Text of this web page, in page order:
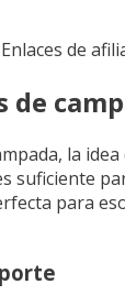
de
de
la
suficiente
para